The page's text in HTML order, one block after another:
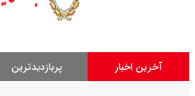
آخرین اخبار پربازدیدترین